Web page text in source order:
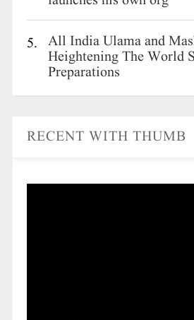
5. All India Ulama and
Heightening The World
Preparations
RECENT WITH THUMB